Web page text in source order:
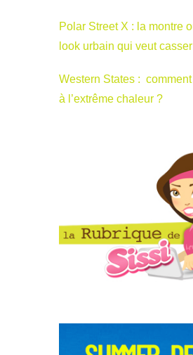
Polar Street X : la montre
look urbain qui veut
Western States :
à l’extrême chaleur ?